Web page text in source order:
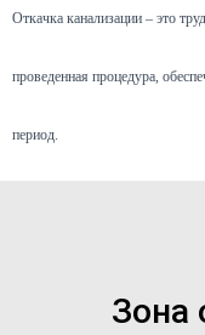
Откачка канализации – это
проведенная процедура,
период.
Зона